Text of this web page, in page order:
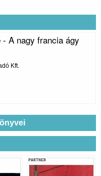
A nagy francia ágy
Kft.
PARTNER